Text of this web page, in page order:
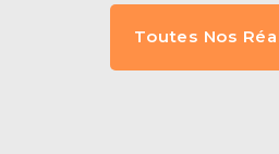
Toutes Nos